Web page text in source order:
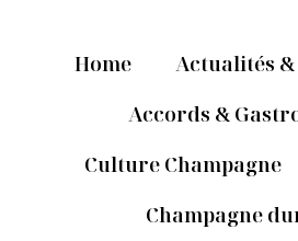
Home
Actualités
Accords &
Culture Champagne
Champagne